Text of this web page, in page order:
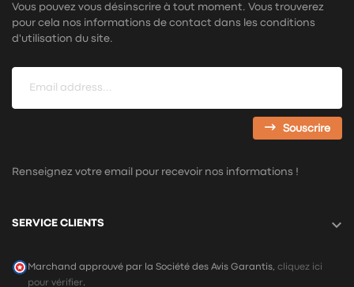
Vous pouvez vous désinscrire à tout moment. Vous trouverez
pour cela nos informations de contact dans les conditions
d'utilisation du site.
Souscrire
Renseignez votre email pour recevoir nos informations !
SERVICE CLIENTS 
Marchand approuvé par la Société des Avis Garantis, cliquez ici
pour vérifier